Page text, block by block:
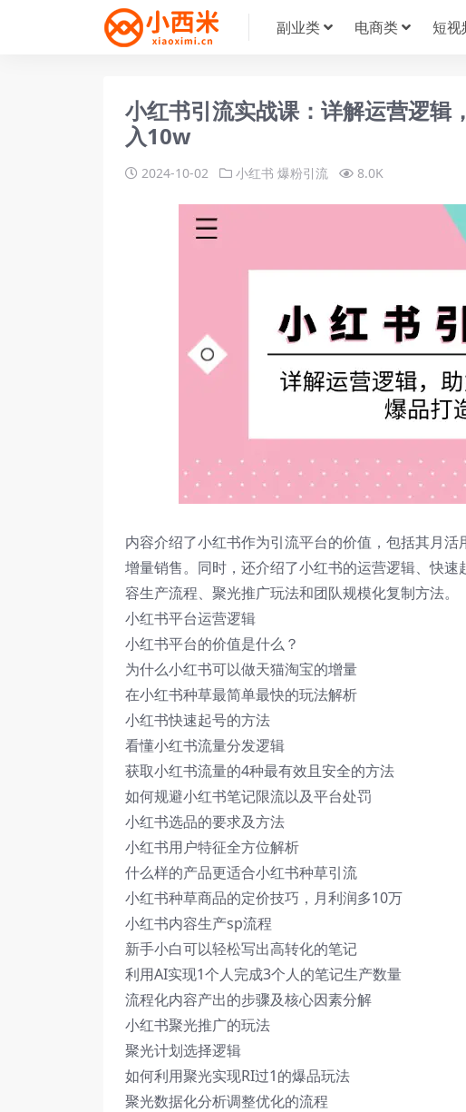
副业类 电商类 短视
小红书引流实战课：详解运营逻辑
入10w
2024-10-02 小红书 爆粉引流 8.0K
内容介绍了小红书作为引流平台的价值，包括其月
增量销售。同时，还介绍了小红书的运营逻辑、快
容生产流程、聚光推广玩法和团队规模化复制方法。
小红书平台运营逻辑
小红书平台的价值是什么？
为什么小红书可以做天猫淘宝的增量
在小红书种草最简单最快的玩法解析
小红书快速起号的方法
看懂小红书流量分发逻辑
获取小红书流量的4种最有效且安全的方法
如何规避小红书笔记限流以及平台处罚
小红书选品的要求及方法
小红书用户特征全方位解析
什么样的产品更适合小红书种草引流
小红书种草商品的定价技巧，月利润多10万
小红书内容生产sp流程
新手小白可以轻松写出高转化的笔记
利用AI实现1个人完成3个人的笔记生产数量
流程化内容产出的步骤及核心因素分解
小红书聚光推广的玩法
聚光计划选择逻辑
如何利用聚光实现RI过1的爆品玩法
聚光数据化分析调整优化的流程